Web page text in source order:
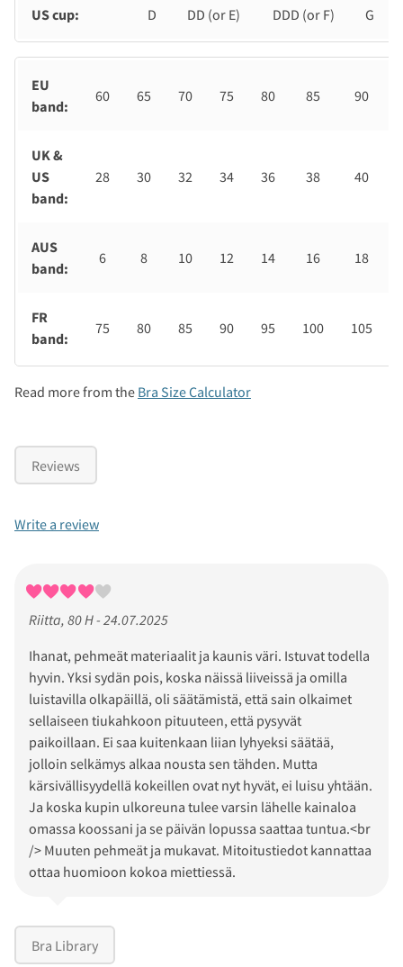
US cup: D DD (or E) DDD (or F) G
EU
band:
60 65 70 75 80 85 90
UK &
US
band:
28 30 32 34 36 38 40
AUS
band:
6 8 10 12 14 16 18
FR
band:
75 80 85 90 95 100 105
Read more from the Bra Size Calculator
Reviews
Write a review
Riitta, 80 H - 24.07.2025
Ihanat, pehmeät materiaalit ja kaunis väri. Istuvat todella
hyvin. Yksi sydän pois, koska näissä liiveissä ja omilla
luistavilla olkapäillä, oli säätämistä, että sain olkaimet
sellaiseen tiukahkoon pituuteen, että pysyvät
paikoillaan. Ei saa kuitenkaan liian lyhyeksi säätää,
jolloin selkämys alkaa nousta sen tähden. Mutta
kärsivällisyydellä kokeillen ovat nyt hyvät, ei luisu yhtään.
Ja koska kupin ulkoreuna tulee varsin lähelle kainaloa
omassa koossani ja se päivän lopussa saattaa tuntua.<br
/> Muuten pehmeät ja mukavat. Mitoitustiedot kannattaa
ottaa huomioon kokoa miettiessä.
Bra Library